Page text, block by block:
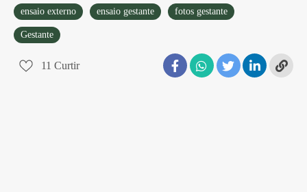
ensaio externo ensaio gestante fotos gestante
Gestante
11 Curtir